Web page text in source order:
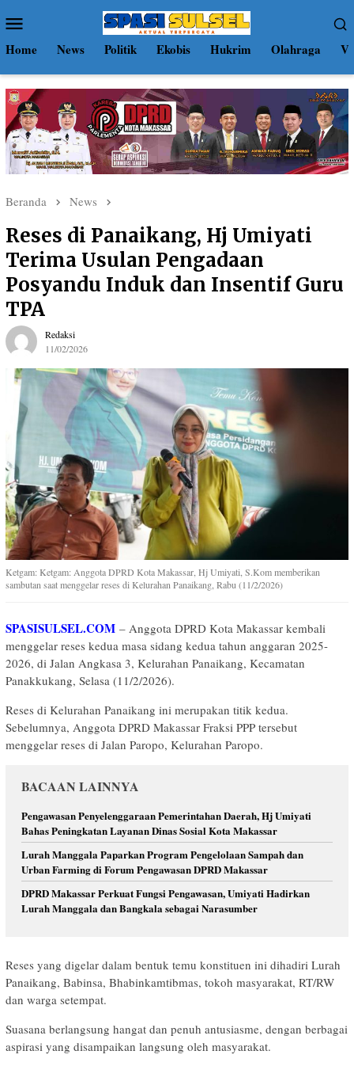
ke
kontenMobile
Home News Politik Ekobis Hukrim Olahraga
Beranda News
Reses di Panaikang, Hj Umiyati
Terima Usulan Pengadaan
Posyandu Induk dan Insentif Guru
TPA
Redaksi
11/02/2026
Ketgam: Ketgam: Anggota DPRD Kota Makassar, Hj Umiyati, S.Kom memberikan
sambutan saat menggelar reses di Kelurahan Panaikang, Rabu (11/2/2026)
SPASISULSEL.COM – Anggota DPRD Kota Makassar kembali
menggelar reses kedua masa sidang kedua tahun anggaran 2025-
2026, di Jalan Angkasa 3, Kelurahan Panaikang, Kecamatan
Panakkukang, Selasa (11/2/2026).
Reses di Kelurahan Panaikang ini merupakan titik kedua.
Sebelumnya, Anggota DPRD Makassar Fraksi PPP tersebut
menggelar reses di Jalan Paropo, Kelurahan Paropo.
BACAAN LAINNYA
Pengawasan Penyelenggaraan Pemerintahan Daerah, Hj Umiyati
Bahas Peningkatan Layanan Dinas Sosial Kota Makassar
Lurah Manggala Paparkan Program Pengelolaan Sampah dan
Urban Farming di Forum Pengawasan DPRD Makassar
DPRD Makassar Perkuat Fungsi Pengawasan, Umiyati Hadirkan
Lurah Manggala dan Bangkala sebagai Narasumber
Reses yang digelar dalam bentuk temu konstituen ini dihadiri Lurah
Panaikang, Babinsa, Bhabinkamtibmas, tokoh masyarakat, RT/RW
dan warga setempat.
Suasana berlangsung hangat dan penuh antusiasme, dengan berbagai
aspirasi yang disampaikan langsung oleh masyarakat.